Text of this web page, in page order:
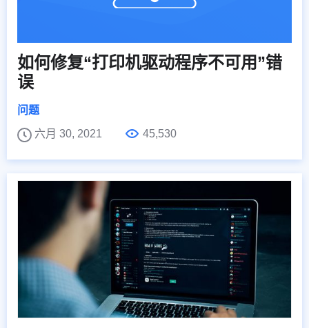
如何修复“打印机驱动程序不可用”错
误
问题
六月 30, 2021
45,530